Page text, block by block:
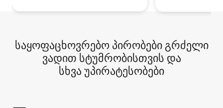
საყოფაცხოვრებო პირობები გრძელი
ვადით სტუმრობისთვის და
სხვა უპირატესობები